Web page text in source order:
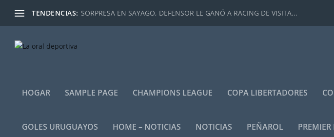
TENDENCIAS: SORPRESA EN SAYAGO, DEFENSOR LE GANÓ A RACING DE VISITA...
HOGAR SAMPLE PAGE CHAMPIONS LEAGUE COPA LIBERTADORES
GOLES URUGUAYOS HOME – NOTICIAS NOTICIAS PEÑAROL PREMIER